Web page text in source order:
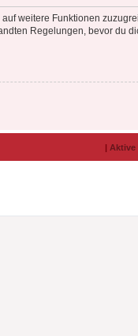
weitere Funktionen
Regelungen, bevor du
| Aktive